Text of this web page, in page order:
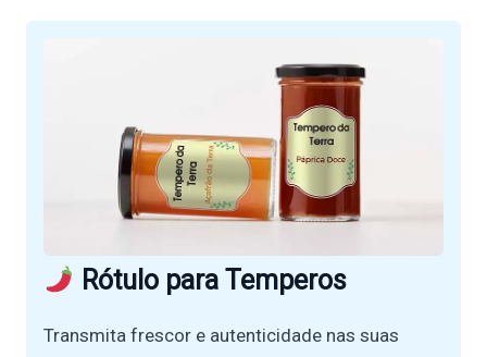
Rótulo para Temperos
Transmita frescor e autenticidade nas suas